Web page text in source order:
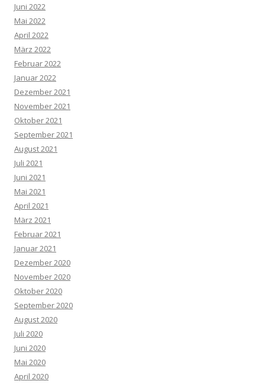
Juni 2022
Mai 2022
April 2022
März 2022
Februar 2022
Januar 2022
Dezember 2021
November 2021
Oktober 2021
September 2021
August 2021
Juli 2021
Juni 2021
Mai 2021
April 2021
März 2021
Februar 2021
Januar 2021
Dezember 2020
November 2020
Oktober 2020
September 2020
August 2020
Juli 2020
Juni 2020
Mai 2020
April 2020